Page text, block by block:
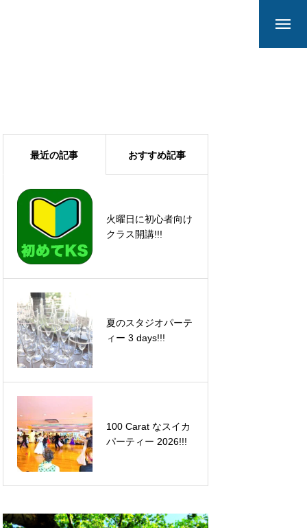
最近の記事 おすすめ記事
火曜日に初心者向け
クラス開講!!!
夏のスタジオパーテ
ィー 3 days!!!
100 Carat なスイカ
パーティー 2026!!!
ありがとうございま
した!!!
HPを見やすくリニ
ューアル!
the Lion King 追加
メンバー募集